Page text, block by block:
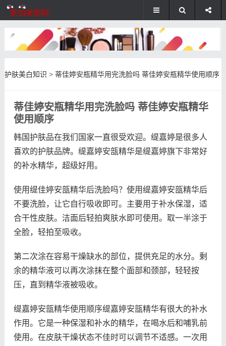
护肤美白知识 > 蒂佳婷安瓶精华用完洗脸吗 蒂佳婷安瓶精华使用顺序
蒂佳婷安瓶精华用完洗脸吗 蒂佳婷安瓶精华
使用顺序
韩国护肤品在我们国家一直很受欢迎。缇嘉婷是很多人
喜欢的护肤品牌。缇嘉婷安瓿精华是缇嘉婷旗下非常好
的补水精华，超级好用。
使用缇佳婷安瓿精华后洗脸吗？使用缇嘉婷安瓿精华后
不要洗脸，让它自行吸收即可。主要用于补水保湿，适
合干性皮肤。洁面后轻拍爽肤水即可使用。取一半涂于
全脸，轻拍至吸收。
第二次涂在容易干燥缺水的部位，提供充足的水分。剩
余的精华液可以再次涂抹在整个面部和颈部，轻轻按
压，直到精华液被吸收。
缇嘉婷安瓿精华使用顺序缇嘉婷安瓿精华有很大的补水
作用。它是一种保湿和补水的精华，在喝水后和哺乳前
使用。在皮肤干燥状态不佳时可以调节不适感。一次用